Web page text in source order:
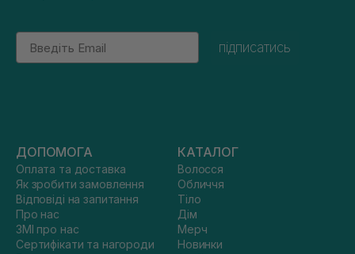
Email
підписатись
ДОПОМОГА
Оплата та доставка
Як зробити замовлення
Відповіді на запитання
Про нас
ЗМІ про нас
Сертифікати та нагороди
КАТАЛОГ
Волосся
Обличчя
Тіло
Дім
Мерч
Новинки